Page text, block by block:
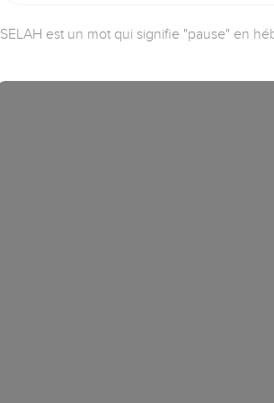
SELAH est un mot qui signifie "pause" en